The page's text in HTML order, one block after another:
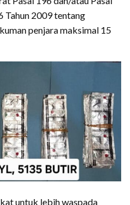
Tahun 2009 tentang
penjara maksimal 15
untuk lebih waspada